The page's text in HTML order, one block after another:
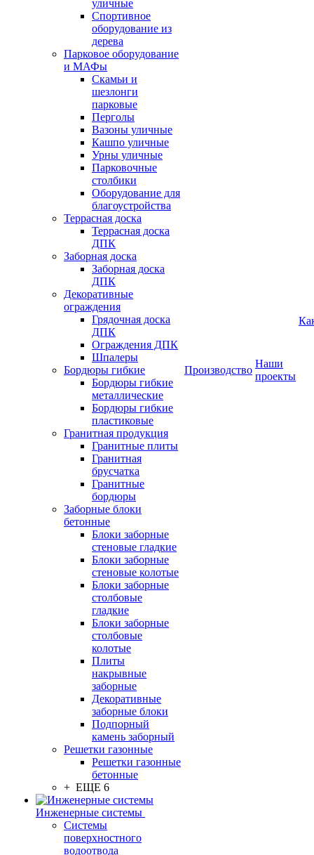
уличные
Спортивное
оборудование из
дерева
Парковое оборудование
и МАФы
Скамьи и
шезлонги
парковые
Перголы
Вазоны уличные
Кашпо уличные
Урны уличные
Парковочные
столбики
Оборудование для
благоустройства
Террасная доска
Террасная доска
ДПК
Заборная доска
Заборная доска
ДПК
Декоративные
ограждения
Грядочная доска
ДПК
Ограждения ДПК
Шпалеры
Бордюры гибкие
Бордюры гибкие
металлические
Бордюры гибкие
пластиковые
Гранитная продукция
Гранитные плиты
Гранитная
брусчатка
Гранитные
бордюры
Заборные блоки
бетонные
Блоки заборные
стеновые гладкие
Блоки заборные
стеновые колотые
Блоки заборные
столбовые
гладкие
Блоки заборные
столбовые
колотые
Плиты
накрывные
заборные
Декоративные
заборные блоки
Подпорный
камень заборный
Решетки газонные
Решетки газонные
бетонные
+ ЕЩЕ 6
Инженерные системы
Системы
поверхностного
водоотвода
Производство
Наши
проекты